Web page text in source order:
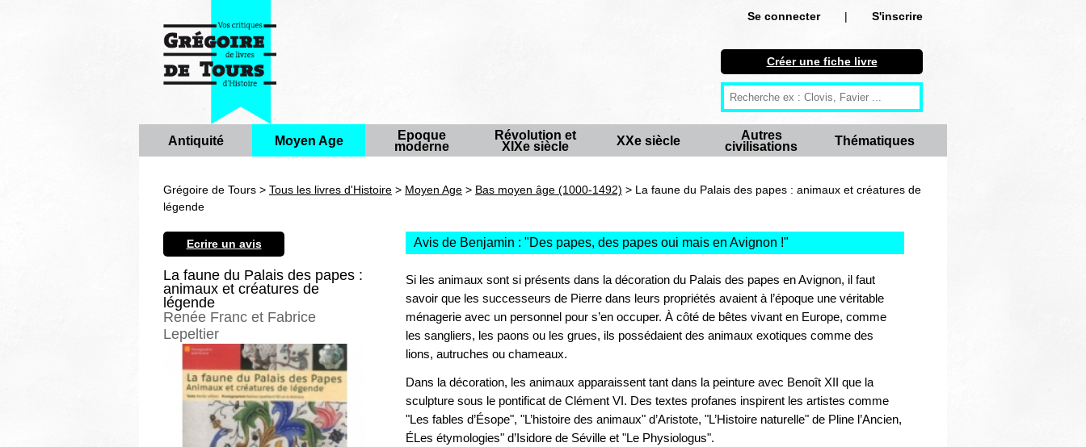
Se connecter |
S'inscrire
S'inscrire
Créer une fiche livre
Antiquité
Moyen Age
Révolution et XIXe siècle
XXe siècle
Autres civilisations
Créer une fiche livre
Antiquité Moyen Age
Epoque
moderne
Révolution et
XIXe siècle
XXe siècle
Autres
civilisations
Thématiques
Grégoire de Tours > Tous les livres d'Histoire > Moyen Age > Bas moyen âge (1000-1492) > La faune du Palais des papes : animaux et créatures de
légende
Ecrire un avis
La faune du Palais des papes :
animaux et créatures de
légende
Renée Franc et Fabrice
Lepeltier
Avis de Benjamin : "Des papes, des papes oui mais en Avignon !"
Si les animaux sont si présents dans la décoration du Palais des papes en Avignon, il faut
savoir que les successeurs de Pierre dans leurs propriétés avaient à l’époque une véritable
ménagerie avec un personnel pour s’en occuper. À côté de bêtes vivant en Europe, comme
les sangliers, les paons ou les grues, ils possédaient des animaux exotiques comme des
lions, autruches ou chameaux.
Dans la décoration, les animaux apparaissent tant dans la peinture avec Benoît XII que la
sculpture sous le pontificat de Clément VI. Des textes profanes inspirent les artistes comme
"Les fables d’Ésope", "L’histoire des animaux" d’Aristote, "L’Histoire naturelle" de Pline l’Ancien,
ÉLes étymologies" d’Isidore de Séville et "Le Physiologus".